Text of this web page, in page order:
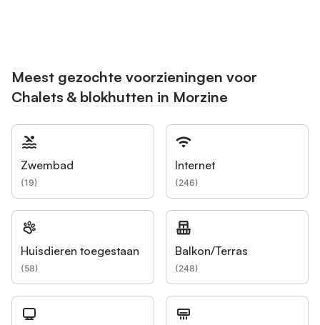
Meest gezochte voorzieningen voor
Chalets & blokhutten in Morzine
Zwembad
(19)
Internet
(246)
Huisdieren toegestaan
(58)
Balkon/Terras
(248)